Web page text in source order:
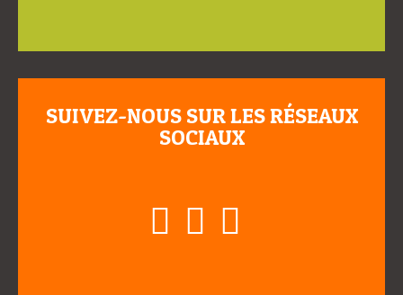
SUIVEZ-NOUS SUR LES RÉSEAUX
SOCIAUX